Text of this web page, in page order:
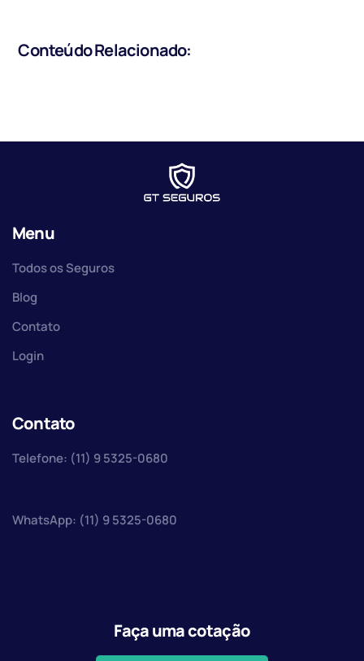
Conteúdo Relacionado:
Menu
Todos os Seguros
Blog
Contato
Login
Contato
Telefone: (11) 9 5325-0680
WhatsApp: (11) 9 5325-0680
Faça uma cotação